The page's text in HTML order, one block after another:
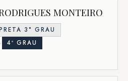
MONTEIRO
3° GRAU
4º GRAU